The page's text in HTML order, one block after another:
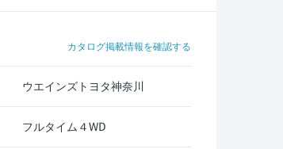
カタログ掲載情報を確認する
ウエインズトヨタ神奈川
フルタイム４WD